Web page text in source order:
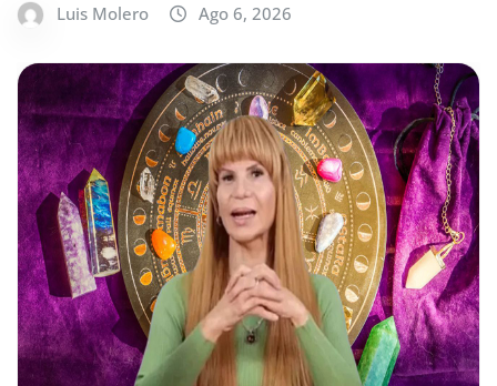
Luis Molero Ago 6, 2026